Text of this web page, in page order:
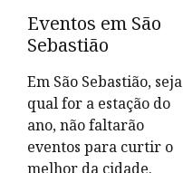
Eventos em São
Sebastião
Em São Sebastião, seja
qual for a estação do
ano, não faltarão
eventos para curtir o
melhor da cidade.